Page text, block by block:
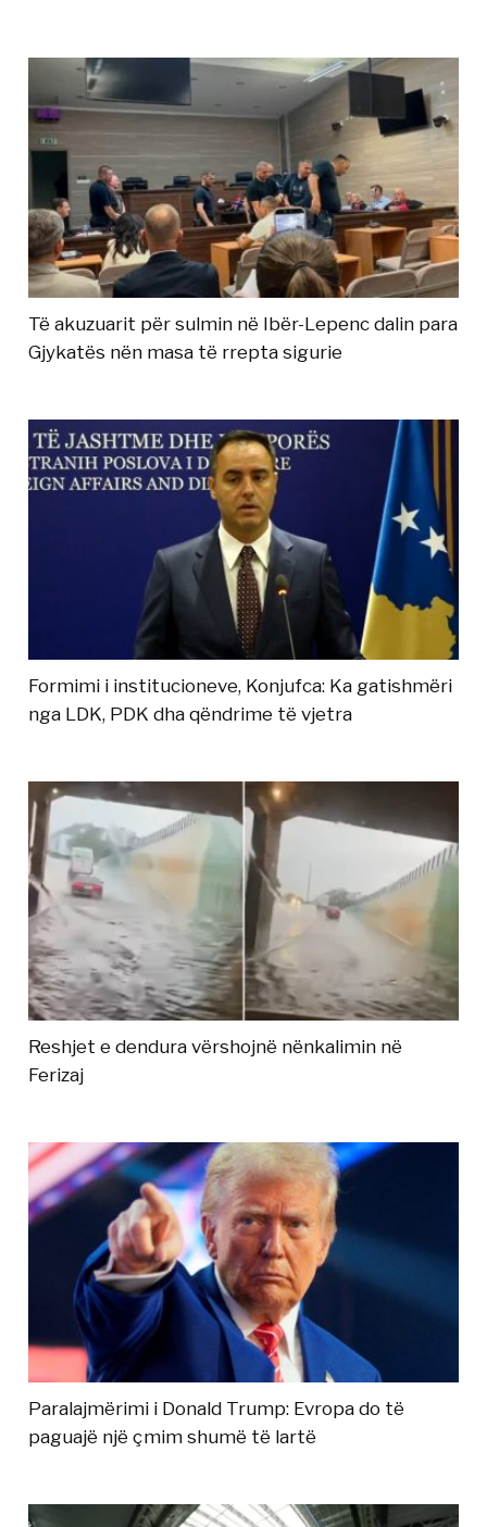
Të akuzuarit për sulmin në Ibër-Lepenc dalin para
Gjykatës nën masa të rrepta sigurie
Formimi i institucioneve, Konjufca: Ka gatishmëri
nga LDK, PDK dha qëndrime të vjetra
Reshjet e dendura vërshojnë nënkalimin në
Ferizaj
Paralajmërimi i Donald Trump: Evropa do të
paguajë një çmim shumë të lartë